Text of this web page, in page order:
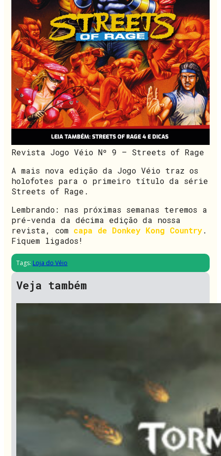
Revista Jogo Véio Nº 9 – Streets of Rage
A mais nova edição da Jogo Véio traz os
holofotes para o primeiro título da série
Streets of Rage.
Lembrando: nas próximas semanas teremos a
pré-venda da décima edição da nossa
revista, com capa de Donkey Kong Country.
Fiquem ligados!
Tags: Loja do Véio
Veja também